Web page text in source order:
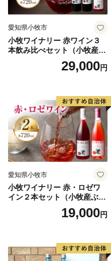
愛知県小牧市
小牧ワイナリー 赤ワイン３
本飲み比べセット（小牧産ぶ
どう100％使用）29,000円
愛知県小牧市
小牧ワイナリー 赤・ロゼワ
イン２本セット（小牧産ぶど
19,000円